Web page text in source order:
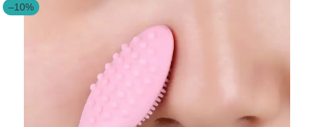
–10%